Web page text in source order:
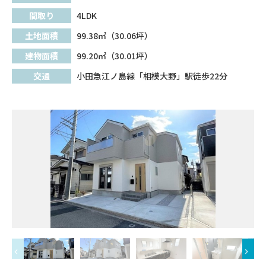
間取り
4LDK
土地面積
99.38㎡（30.06坪）
建物面積
99.20㎡（30.01坪）
交通
小田急江ノ島線「相模大野」駅徒歩22分